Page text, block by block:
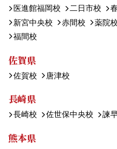
医進館福岡校
二日市校
新宮中央校
赤間校 薬院校
福間校
佐賀県
佐賀校 唐津校
長崎県
長崎校 佐世保中央校 諫
熊本県